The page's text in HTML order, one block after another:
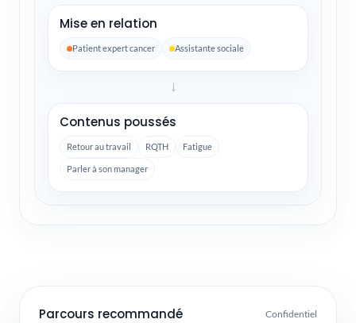
Mise en relation
Patient expert cancer Assistante sociale
→
Contenus poussés
Retour au travail RQTH Fatigue
Parler à son manager
Parcours recommandé Confidentiel